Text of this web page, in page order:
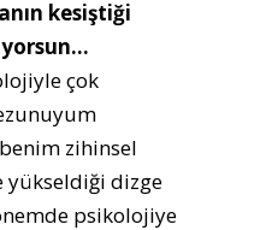
kesiştiği
çok
zihinsel
yükseldiği dizge
psikolojiye